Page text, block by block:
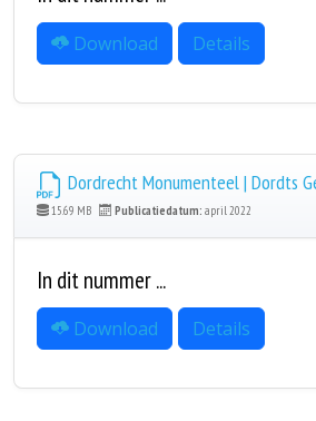
Download Details
Dordrecht Monumenteel | Dordts
15.69 MB Publicatiedatum: april 2022
In dit nummer ...
Download Details